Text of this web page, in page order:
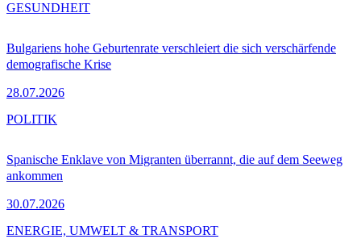
Bulgariens hohe Geburtenrate verschleiert die sich verschärfende
demografische Krise
28.07.2026
GESUNDHEIT
Spanische Enklave von Migranten überrannt, die auf dem Seeweg
ankommen
30.07.2026
POLITIK
ENERGIE, UMWELT & TRANSPORT